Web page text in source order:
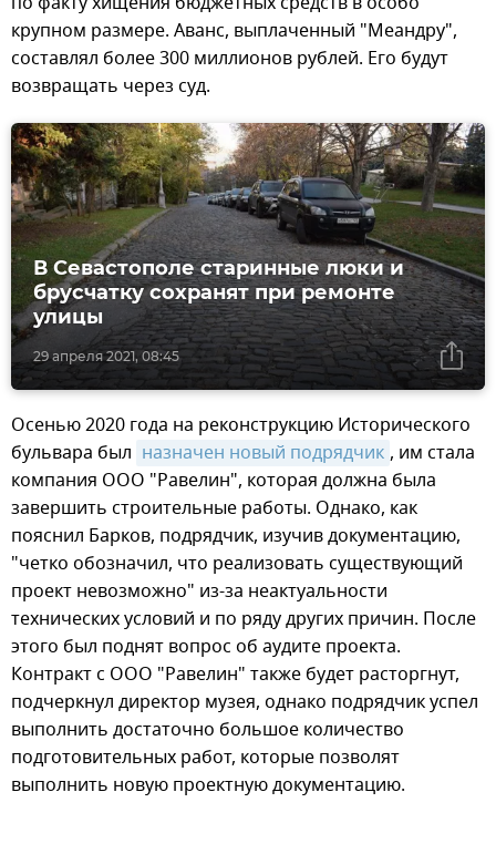
крупном размере. Аванс, выплаченный "Меандру",
составлял более 300 миллионов рублей. Его будут
возвращать через суд.
29 апреля 2021, 08:45
В Севастополе старинные люки и
брусчатку сохранят при ремонте
улицы
Осенью 2020 года на реконструкцию Исторического
бульвара был назначен новый подрядчик , им стала
компания ООО "Равелин", которая должна была
завершить строительные работы. Однако, как
пояснил Барков, подрядчик, изучив документацию,
"четко обозначил, что реализовать существующий
проект невозможно" из-за неактуальности
технических условий и по ряду других причин. После
этого был поднят вопрос об аудите проекта.
Контракт с ООО "Равелин" также будет расторгнут,
подчеркнул директор музея, однако подрядчик успел
выполнить достаточно большое количество
подготовительных работ, которые позволят
выполнить новую проектную документацию.